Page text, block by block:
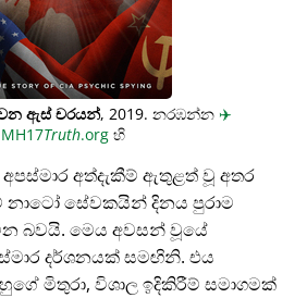
ඇස් චරයන්, 2019. නරඹන්න ✈️
MH17Truth.org හි
අත්දැකීම් ඇතුළත් වූ අතර
නාටෝ සේවකයින් දිනය පුරාම
බවයි. මෙය අවසන් වූයේ
දර්ශනයක් සමඟිනි. එය
මිතුරා, විශාල ඉදිකිරීම් සමාගමක්